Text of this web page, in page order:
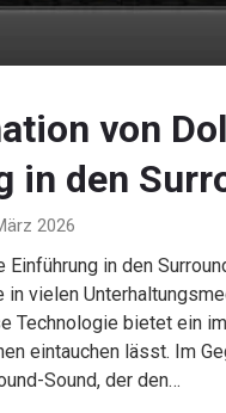
von
in den
2026
Einführung in den
in vielen
Technologie bietet ein
eintauchen lässt. Im
Sound, der den…